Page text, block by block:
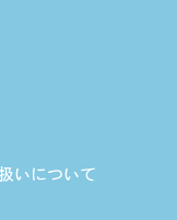
いについて